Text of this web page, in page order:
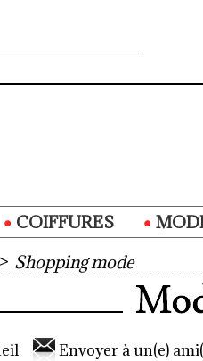
COIFFURES
Shopping mode
Envoyer à un(e)